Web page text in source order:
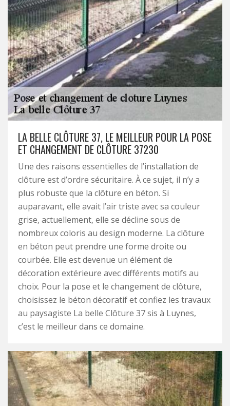
LA BELLE CLÔTURE 37, LE MEILLEUR POUR LA POSE
ET CHANGEMENT DE CLÔTURE 37230
Une des raisons essentielles de l’installation de
clôture est d’ordre sécuritaire. À ce sujet, il n’y a
plus robuste que la clôture en béton. Si
auparavant, elle avait l’air triste avec sa couleur
grise, actuellement, elle se décline sous de
nombreux coloris au design moderne. La clôture
en béton peut prendre une forme droite ou
courbée. Elle est devenue un élément de
décoration extérieure avec différents motifs au
choix. Pour la pose et le changement de clôture,
choisissez le béton décoratif et confiez les travaux
au paysagiste La belle Clôture 37 sis à Luynes,
c’est le meilleur dans ce domaine.